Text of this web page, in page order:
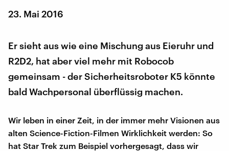
23. Mai 2016
Er sieht aus wie eine Mischung aus Eieruhr und
R2D2, hat aber viel mehr mit Robocob
gemeinsam - der Sicherheitsroboter K5 könnte
bald Wachpersonal überflüssig machen.
Wir leben in einer Zeit, in der immer mehr Visionen aus
alten Science-Fiction-Filmen Wirklichkeit werden: So
hat Star Trek zum Beispiel vorhergesagt, dass wir